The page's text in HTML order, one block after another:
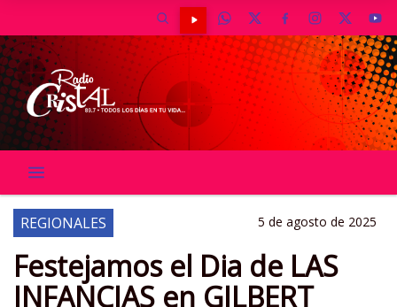
REGIONALES 5 de agosto de 2025
Festejamos el Dia de LAS
INFANCIAS en GILBERT